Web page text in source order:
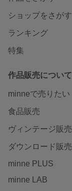
ショップをさがす
ランキング
特集
作品販売について
minneで売りたい
食品販売
ヴィンテージ販売
ダウンロード販売
minne PLUS
minne LAB